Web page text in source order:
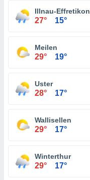
Illnau-Effretikon
27° 15°
Meilen
29° 19°
Uster
28° 17°
Wallisellen
29° 17°
Winterthur
29° 17°